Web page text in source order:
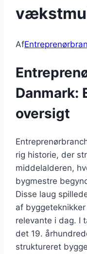
Af
Danmark:
oversigt
rig historie, der
middelalderen,
bygmestre
Disse laug
af
relevante i dag. I
det 19.
struktureret